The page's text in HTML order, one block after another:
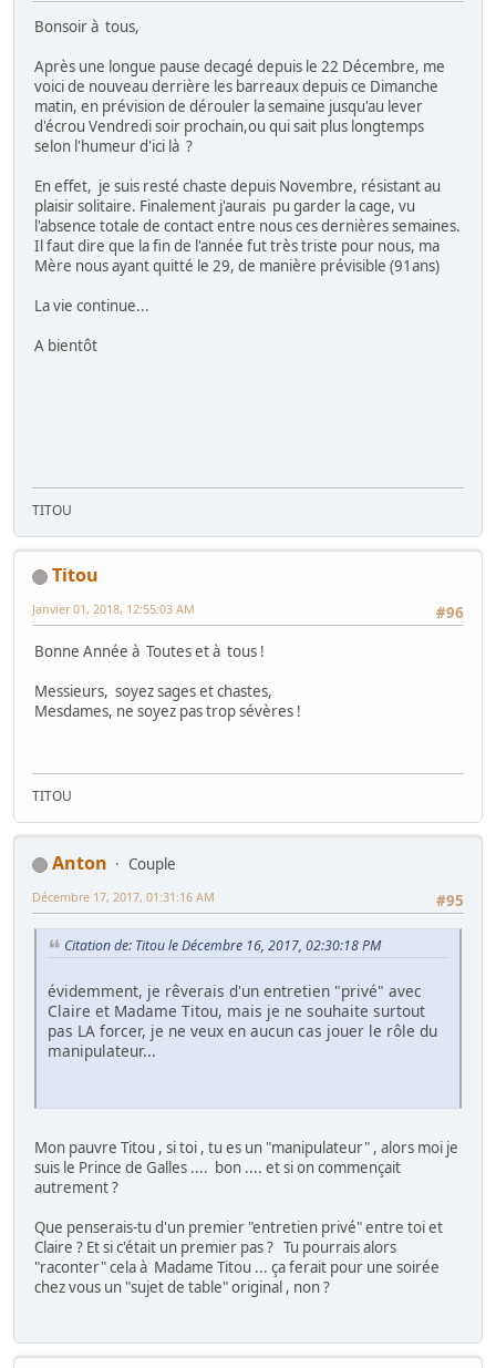
Bonsoir à tous,
Après une longue pause decagé depuis le 22 Décembre, me
voici de nouveau derrière les barreaux depuis ce Dimanche
matin, en prévision de dérouler la semaine jusqu'au lever
d'écrou Vendredi soir prochain,ou qui sait plus longtemps
selon l'humeur d'ici là ?
En effet, je suis resté chaste depuis Novembre, résistant au
plaisir solitaire. Finalement j'aurais pu garder la cage, vu
l'absence totale de contact entre nous ces dernières semaines.
Il faut dire que la fin de l'année fut très triste pour nous, ma
Mère nous ayant quitté le 29, de manière prévisible (91ans)
La vie continue...
A bientôt
TITOU
Titou
#96
Janvier 01, 2018, 12:55:03 AM
Bonne Année à Toutes et à tous !
Messieurs, soyez sages et chastes,
Mesdames, ne soyez pas trop sévères !
TITOU
Anton
Couple
#95
Décembre 17, 2017, 01:31:16 AM
Citation de: Titou le Décembre 16, 2017, 02:30:18 PM
évidemment, je rêverais d'un entretien "privé" avec
Claire et Madame Titou, mais je ne souhaite surtout
pas LA forcer, je ne veux en aucun cas jouer le rôle du
manipulateur...
Mon pauvre Titou , si toi , tu es un "manipulateur" , alors moi je
suis le Prince de Galles .... bon .... et si on commençait
autrement ?
Que penserais-tu d'un premier "entretien privé" entre toi et
Claire ? Et si c'était un premier pas ? Tu pourrais alors
"raconter" cela à Madame Titou ... ça ferait pour une soirée
chez vous un "sujet de table" original , non ?